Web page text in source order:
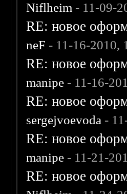
Niflheim - 11-09-
RE: новое
neF - 11-16-2010,
RE: новое
manipe - 11-16-
RE: новое
sergejvoevoda -
RE: новое
manipe - 11-21-
RE: новое